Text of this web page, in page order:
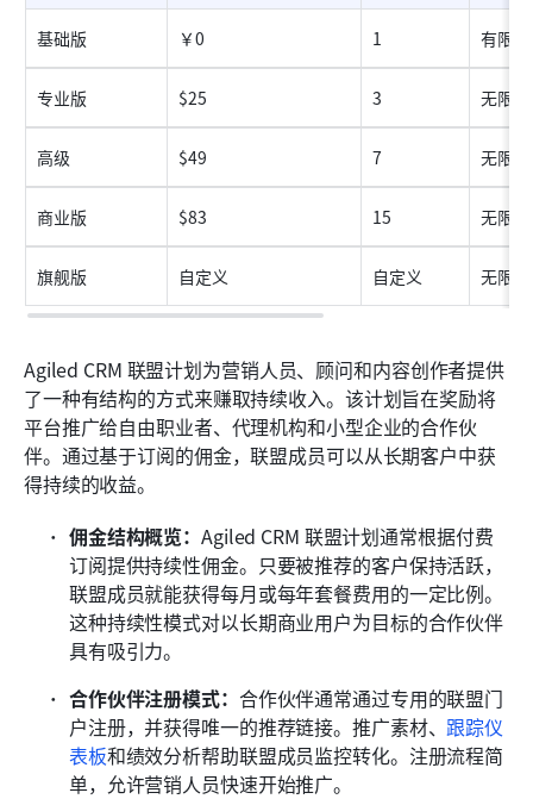
基础版 ￥0 1 有限的
专业版 $25 3 无限
高级 $49 7 无限
商业版 $83 15 无限
旗舰版 自定义 自定义 无限
Agiled CRM 联盟计划为营销人员、顾问和内容创作者提供
了一种有结构的方式来赚取持续收入。该计划旨在奖励将
平台推广给自由职业者、代理机构和小型企业的合作伙
伴。通过基于订阅的佣金，联盟成员可以从长期客户中获
得持续的收益。
佣金结构概览：Agiled CRM 联盟计划通常根据付费
订阅提供持续性佣金。只要被推荐的客户保持活跃，
联盟成员就能获得每月或每年套餐费用的一定比例。
这种持续性模式对以长期商业用户为目标的合作伙伴
具有吸引力。
合作伙伴注册模式： 合作伙伴通常通过专用的联盟门
户注册，并获得唯一的推荐链接。推广素材、跟踪仪
表板和绩效分析帮助联盟成员监控转化。注册流程简
单，允许营销人员快速开始推广。